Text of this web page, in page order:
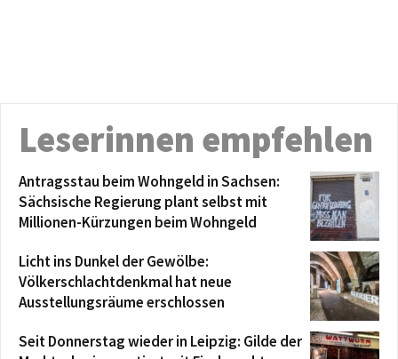
Leserinnen empfehlen
Antragsstau beim Wohngeld in Sachsen:
Sächsische Regierung plant selbst mit
Millionen-Kürzungen beim Wohngeld
Licht ins Dunkel der Gewölbe:
Völkerschlachtdenkmal hat neue
Ausstellungsräume erschlossen
Seit Donnerstag wieder in Leipzig: Gilde der